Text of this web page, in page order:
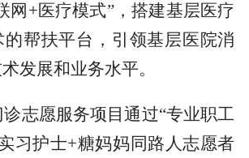
网+医疗模式”，搭建基层医疗
帮扶平台，引领基层医院消
发展和业务水平。
愿服务项目通过“专业职工
习护士+糖妈妈同路人志愿者